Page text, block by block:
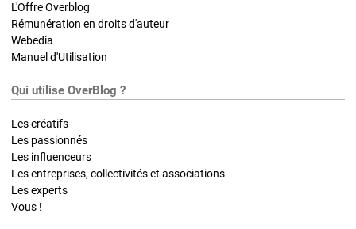
L'Offre Overblog
Rémunération en droits d'auteur
Webedia
Manuel d'Utilisation
Qui utilise OverBlog ?
Les créatifs
Les passionnés
Les influenceurs
Les entreprises, collectivités et associations
Les experts
Vous !